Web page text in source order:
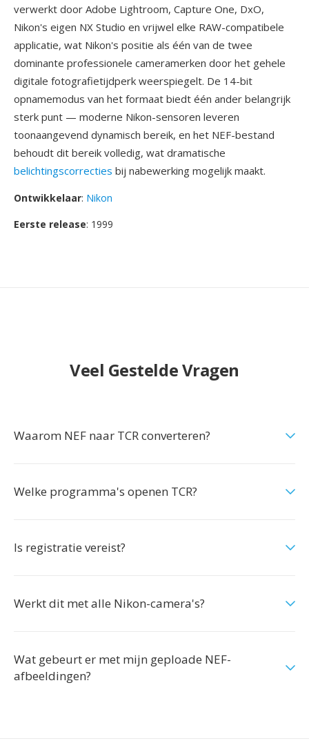
verwerkt door Adobe Lightroom, Capture One, DxO,
Nikon's eigen NX Studio en vrijwel elke RAW-compatibele
applicatie, wat Nikon's positie als één van de twee
dominante professionele cameramerken door het gehele
digitale fotografietijdperk weerspiegelt. De 14-bit
opnamemodus van het formaat biedt één ander belangrijk
sterk punt — moderne Nikon-sensoren leveren
toonaangevend dynamisch bereik, en het NEF-bestand
behoudt dit bereik volledig, wat dramatische
belichtingscorrecties bij nabewerking mogelijk maakt.
Ontwikkelaar: Nikon
Eerste release: 1999
Veel Gestelde Vragen
Waarom NEF naar TCR converteren?
Welke programma's openen TCR?
Is registratie vereist?
Werkt dit met alle Nikon-camera's?
Wat gebeurt er met mijn geploade NEF-
afbeeldingen?